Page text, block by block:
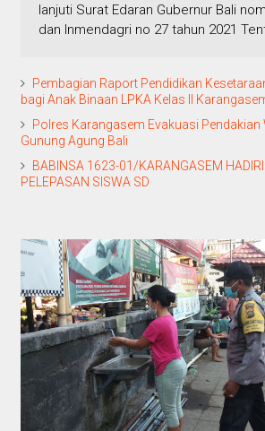
lanjuti Surat Edaran Gubernur Bali
dan Inmendagri no 27 tahun 2021
Pembagian Raport Pendidikan
bagi Anak Binaan LPKA Kelas II
Polres Karangasem Evakuasi Pendakian
Gunung Agung Bali
BABINSA 1623-01/KARANGASEM
PELEPASAN SISWA SD